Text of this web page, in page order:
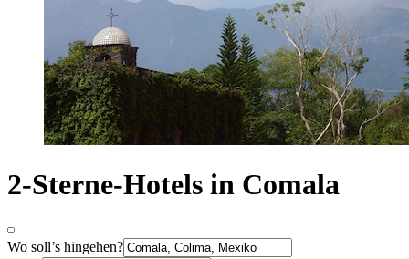
2-Sterne-Hotels in Comala
Wo soll’s hingehen?